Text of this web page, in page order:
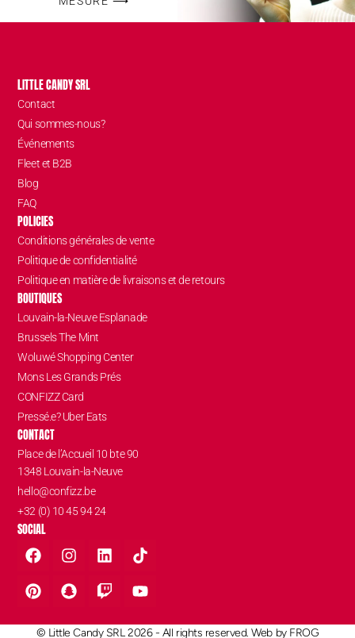
LITTLE CANDY SRL
Contact
Qui sommes-nous?
Événements
Fleet et B2B
Blog
FAQ
POLICIES
Conditions générales de vente
Politique de confidentialité
Politique en matière de livraisons et de retours
BOUTIQUES
Louvain-la-Neuve Esplanade
Brussels The Mint
Woluwé Shopping Center
Mons Les Grands Prés
CONFIZZ Card
Pressé.e? Uber Eats
CONTACT
Place de l’Accueil 10 bte 90
1348 Louvain-la-Neuve
hello@confizz.be
+32 (0) 10 45 94 24
SOCIAL
© Little Candy SRL 2026 - All rights reserved. Web by FROG